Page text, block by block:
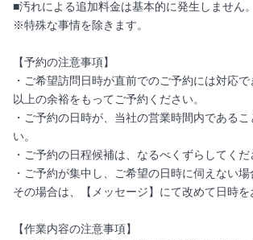
■汚れによる追加料金は基本的に発生しません。
※特殊な事情を除きます。
【予約の注意事項】
・ご希望訪問日時が直前でのご予約には対応で
以上の余裕をもってご予約ください。
・ご予約の日時が、当社の営業時間内である
い。
・ご予約の日程候補は、なるべくずらしてくだ
・ご予約が集中し、ご希望の日時に伺えない場
その場合は、【メッセージ】にて改めて日時を
【作業内容の注意事項】